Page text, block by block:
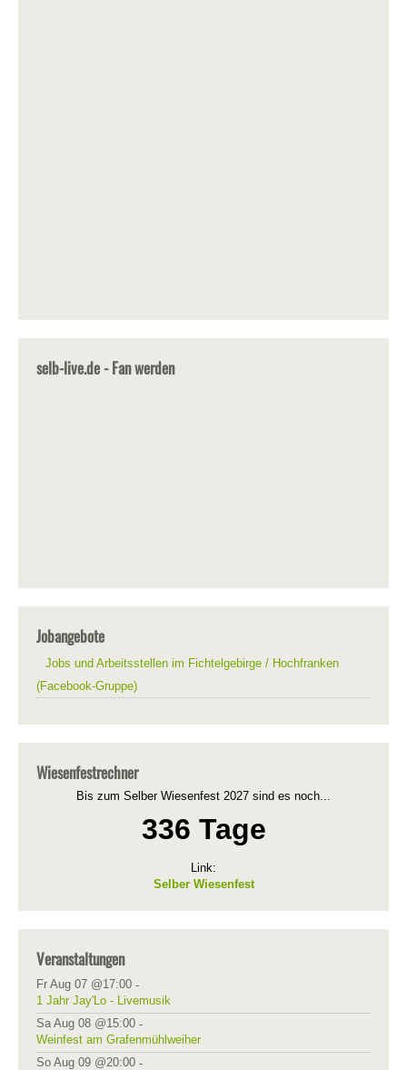
selb-live.de - Fan werden
Jobangebote
Jobs und Arbeitsstellen im Fichtelgebirge / Hochfranken
(Facebook-Gruppe)
Wiesenfestrechner
Bis zum Selber Wiesenfest 2027 sind es noch...
336 Tage
Link:
Selber Wiesenfest
Veranstaltungen
Fr Aug 07 @17:00 -
1 Jahr Jay'Lo - Livemusik
Sa Aug 08 @15:00 -
Weinfest am Grafenmühlweiher
So Aug 09 @20:00 -